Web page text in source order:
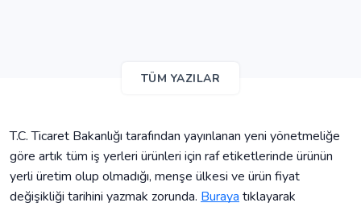
TÜM YAZILAR
T.C. Ticaret Bakanlığı tarafından yayınlanan yeni yönetmeliğe
göre artık tüm iş yerleri ürünleri için raf etiketlerinde ürünün
yerli üretim olup olmadığı, menşe ülkesi ve ürün fiyat
değişikliği tarihini yazmak zorunda. Buraya tıklayarak